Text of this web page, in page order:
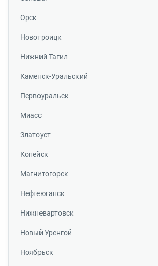
Орск
Новотроицк
Нижний Тагил
Каменск-Уральский
Первоуральск
Миасс
Златоуст
Копейск
Магнитогорск
Нефтеюганск
Нижневартовск
Новый Уренгой
Ноябрьск